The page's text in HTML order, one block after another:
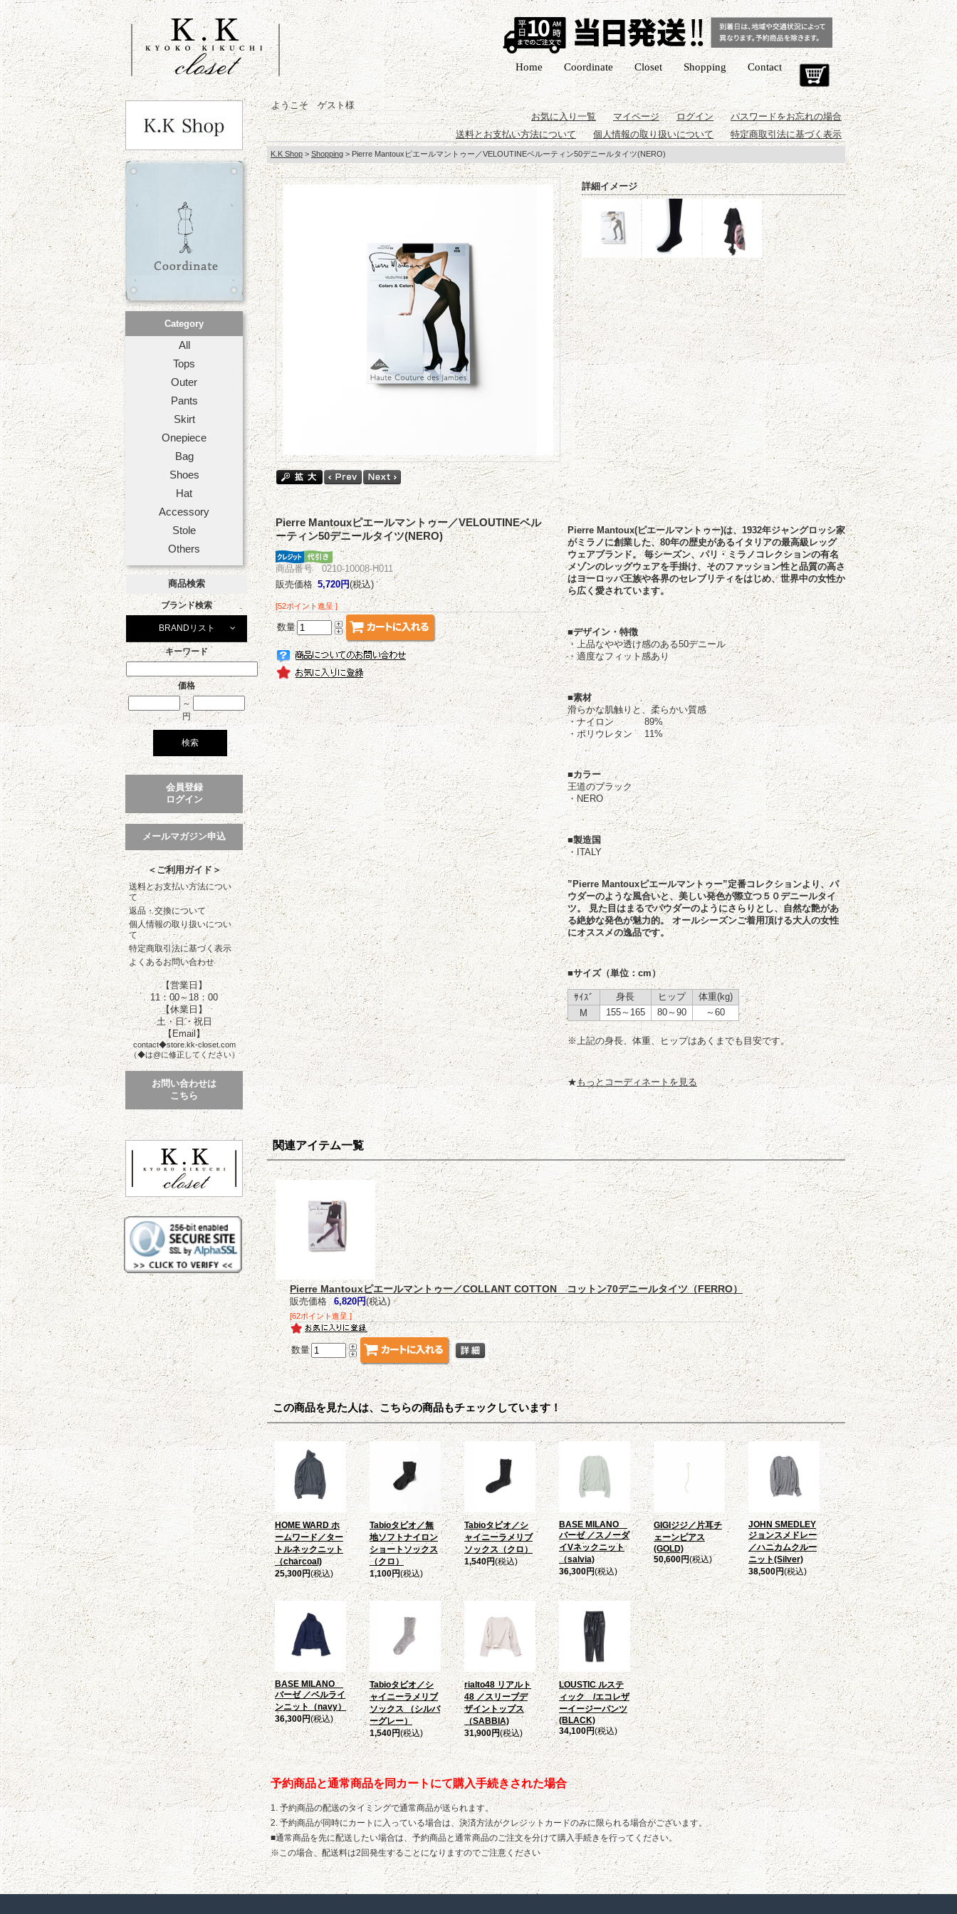
Cart
Contact
Shopping
Closet
Coordinate
Home
Category
All
Tops
Outer
Pants
Skirt
Onepiece
Bag
Shoes
Hat
Accessory
Stole
Others
商品検索
ブランド検索
BRANDリスト
キーワード
価格
～
円
会員登録
ログイン
メールマガジン申込
＜ご利用ガイド＞
送料とお支払い方法につい
て
返品・交換について
個人情報の取り扱いについ
て
特定商取引法に基づく表示
よくあるお問い合わせ
【営業日】
11：00～18：00
【休業日】
土・日・祝日
【Email】
contact◆store.kk-closet.com
（◆は@に修正してください）
お問い合わせは
こちら
ようこそ ゲスト様
お気に入り一覧
マイページ ログイン
パスワードをお忘れの場合
送料とお支払い方法について
個人情報の取り扱いについて 特定商取引法に基づく表示
K.K Shop > Shopping > Pierre Mantouxピエールマントゥー／VELOUTINEベルーティン50デニールタイツ(NERO)
詳細イメージ
Pierre Mantoux(ピエールマントゥー)は、1932年ジャングロッシ家
がミラノに創業した、80年の歴史があるイタリアの最高級レッグ
ウェアブランド。 毎シーズン、パリ・ミラノコレクションの有名
メゾンのレッグウェアを手掛け、そのファッション性と品質の高さ
はヨーロッパ王族や各界のセレブリティをはじめ、世界中の女性か
ら広く愛されています。
■デザイン・特徴
・上品なやや透け感のある50デニール
・適度なフィット感あり
■素材
滑らかな肌触りと、柔らかい質感
・ナイロン 89%
・ポリウレタン 11%
■カラー
王道のブラック
・NERO
■製造国
・ITALY
”Pierre Mantouxピエールマントゥー”定番コレクションより、パ
ウダーのような風合いと、美しい発色が際立つ５０デニールタイ
ツ。 見た目はまるでパウダーのようにさらりとし、自然な艶があ
る絶妙な発色が魅力的。 オールシーズンご着用頂ける大人の女性
にオススメの逸品です。
■サイズ（単位：cm）
ｻｲｽﾞ 身長 ヒップ
体重(kg)
M
155～165 80～90 ～60
※上記の身長、体重、ヒップはあくまでも目安です。
★もっとコーディネートを見る
Pierre Mantouxピエールマントゥー／VELOUTINEベル
ーティン50デニールタイツ(NERO)
商品番号 0210-10008-H011
販売価格 5,720円(税込)
[52ポイント進呈 ]
数量
関連アイテム一覧
Pierre Mantouxピエールマントゥー／COLLANT COTTON コットン70デニールタイツ（FERRO）
販売価格 6,820円(税込)
[62ポイント進呈 ]
数量
この商品を見た人は、こちらの商品もチェックしています！
HOME WARD ホ
ームワード／ター
トルネックニット
（charcoal)
25,300円(税込)
Tabioタビオ／無
地ソフトナイロン
ショートソックス
（クロ）
1,100円(税込)
Tabioタビオ／シ
ャイニーラメリブ
ソックス（クロ）
1,540円(税込)
BASE MILANO
バーゼ ／スノーダ
イVネックニット
（salvia)
36,300円(税込)
GIGIジジ／片耳チ
ェーンピアス
(GOLD)
50,600円(税込)
JOHN SMEDLEY
ジョンスメドレー
／ハニカムクルー
ニット(Silver)
38,500円(税込)
BASE MILANO
バーゼ ／ベルライ
ンニット（navy）
36,300円(税込)
Tabioタビオ／シ
ャイニーラメリブ
ソックス （シルバ
ーグレー）
1,540円(税込)
rialto48 リアルト
48 ／スリーブデ
ザイントップス
（SABBIA)
31,900円(税込)
LOUSTIC ルステ
ィック /エコレザ
ーイージーパンツ
(BLACK)
34,100円(税込)
予約商品と通常商品を同カートにて購入手続きされた場合
1. 予約商品の配送のタイミングで通常商品が送られます。
2. 予約商品が同時にカートに入っている場合は、決済方法がクレジットカードのみに限られる場合がございます。
■通常商品を先に配送したい場合は、予約商品と通常商品のご注文を分けて購入手続きを行ってください。
※この場合、配送料は2回発生することになりますのでご注意ください